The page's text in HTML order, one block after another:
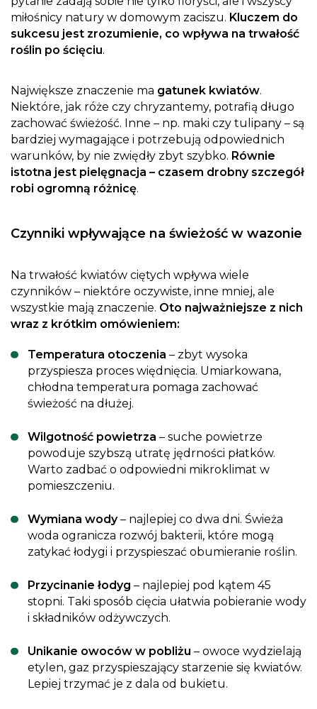
miłośnicy natury w domowym zaciszu. Kluczem do
sukcesu jest zrozumienie, co wpływa na trwałość
roślin po ścięciu.
Największe znaczenie ma gatunek kwiatów.
Niektóre, jak róże czy chryzantemy, potrafią długo
zachować świeżość. Inne – np. maki czy tulipany – są
bardziej wymagające i potrzebują odpowiednich
warunków, by nie zwiędły zbyt szybko. Równie
istotna jest pielęgnacja – czasem drobny szczegół
robi ogromną różnicę.
Czynniki wpływające na świeżość w wazonie
Na trwałość kwiatów ciętych wpływa wiele
czynników – niektóre oczywiste, inne mniej, ale
wszystkie mają znaczenie. Oto najważniejsze z nich
wraz z krótkim omówieniem:
Temperatura otoczenia – zbyt wysoka
przyspiesza proces więdnięcia. Umiarkowana,
chłodna temperatura pomaga zachować
świeżość na dłużej.
Wilgotność powietrza – suche powietrze
powoduje szybszą utratę jędrności płatków.
Warto zadbać o odpowiedni mikroklimat w
pomieszczeniu.
Wymiana wody– najlepiej co dwa dni. Świeża
woda ogranicza rozwój bakterii, które mogą
zatykać łodygi i przyspieszać obumieranie roślin.
Przycinanie łodyg – najlepiej pod kątem 45
stopni. Taki sposób cięcia ułatwia pobieranie wody
i składników odżywczych.
Unikanie owoców w pobliżu – owoce wydzielają
etylen, gaz przyspieszający starzenie się kwiatów.
Lepiej trzymać je z dala od bukietu.